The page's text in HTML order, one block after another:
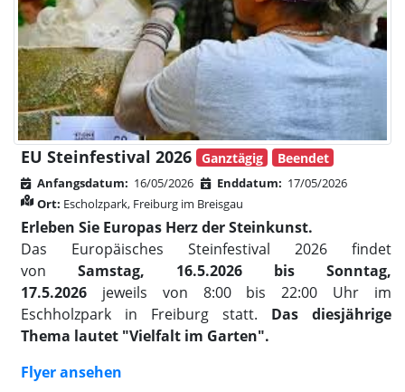
EU Steinfestival 2026 Ganztägig Beendet
Anfangsdatum: 16/05/2026 Enddatum: 17/05/2026
Ort: Escholzpark, Freiburg im Breisgau
Erleben Sie Europas Herz der Steinkunst.
Das Europäisches Steinfestival 2026 findet
von Samstag, 16.5.2026 bis Sonntag,
17.5.2026 jeweils von 8:00 bis 22:00 Uhr im
Eschholzpark in Freiburg statt. Das diesjährige
Thema lautet "Vielfalt im Garten".
Flyer ansehen